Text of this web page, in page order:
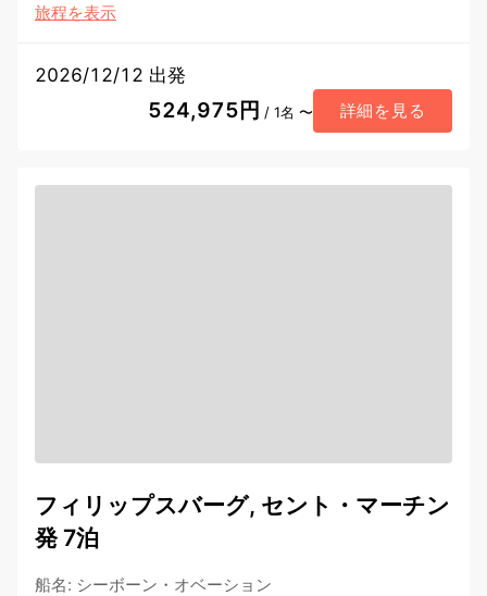
旅程を表示
2026/12/12 出発
524,975円 / 1名 〜 詳細を見る
フィリップスバーグ, セント・マーチン
発 7泊
船名: シーボーン・オベーション